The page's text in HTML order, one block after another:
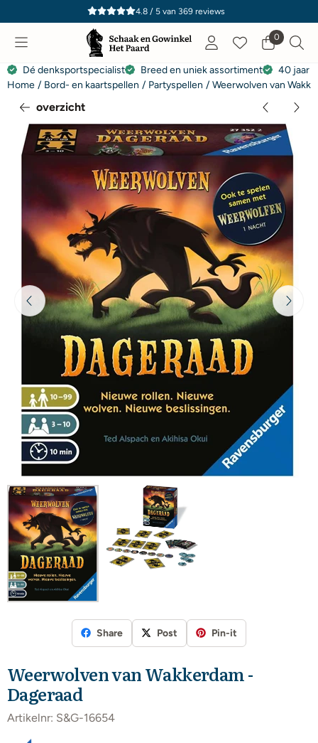
Cookievoorkeuren zijn momenteel gesloten.
4.8 / 5van 369reviews
0
Dé denksportspecialist Breed en uniek assortiment
40 jaar
Home / Bord- en kaartspellen / Partyspellen / Weerwolven van
overzicht
Share Post Pin-it
Weerwolven van Wakkerdam -
Dageraad
Artikelnr: S&G-16654